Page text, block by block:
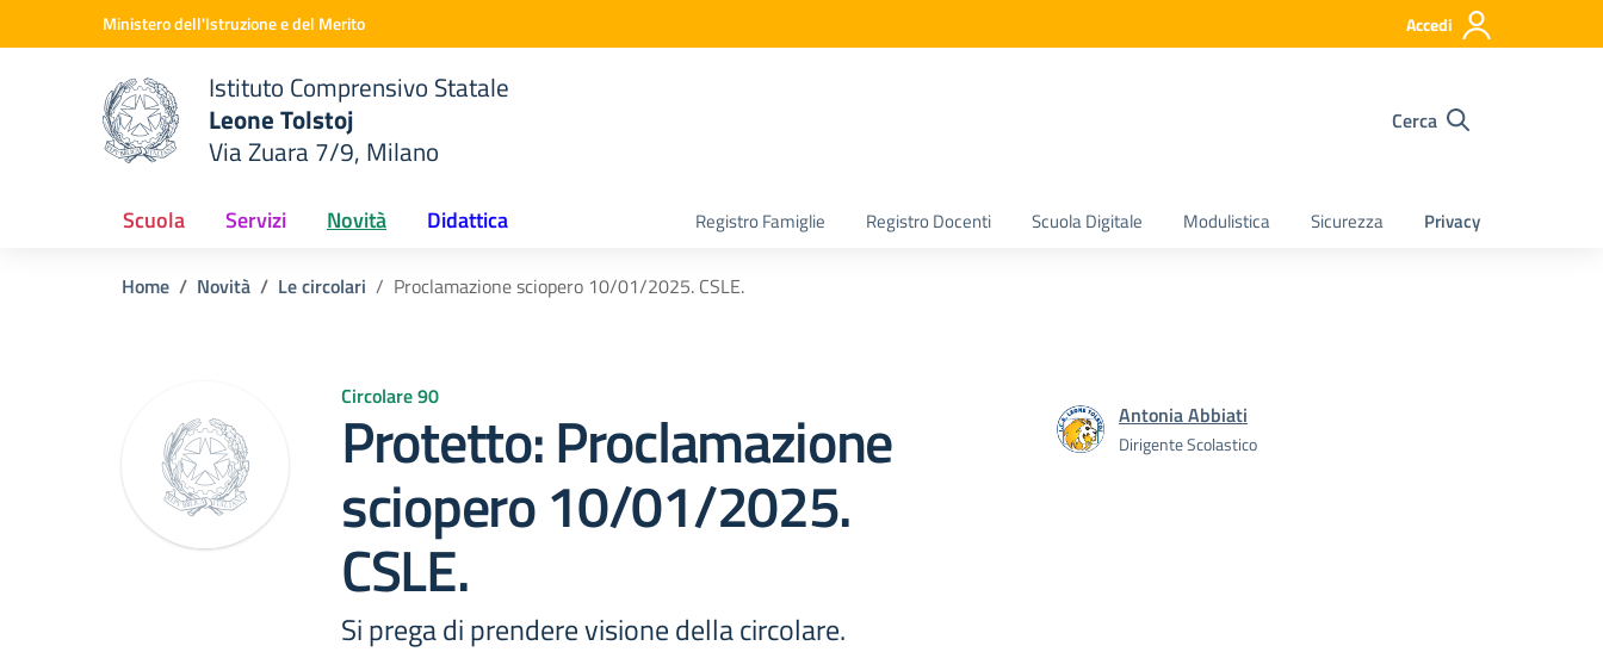
Vai ai contenuti
Vai al menu di navigazioneMinistero dell'Istruzione e del Merito Accedi
scuola
Istituto Comprensivo Statale
Leone Tolstoj
Via Zuara 7/9, Milano
Cerca
Scuola Servizi Novità Didattica Registro Famiglie Registro Docenti Scuola Digitale Modulistica Sicurezza Privacy
Home Novità Le circolari Proclamazione sciopero 10/01/2025. CSLE.
Circolare 90
Protetto: Proclamazione
sciopero 10/01/2025.
CSLE.
Si prega di prendere visione della circolare.
Antonia Abbiati
Dirigente Scolastico